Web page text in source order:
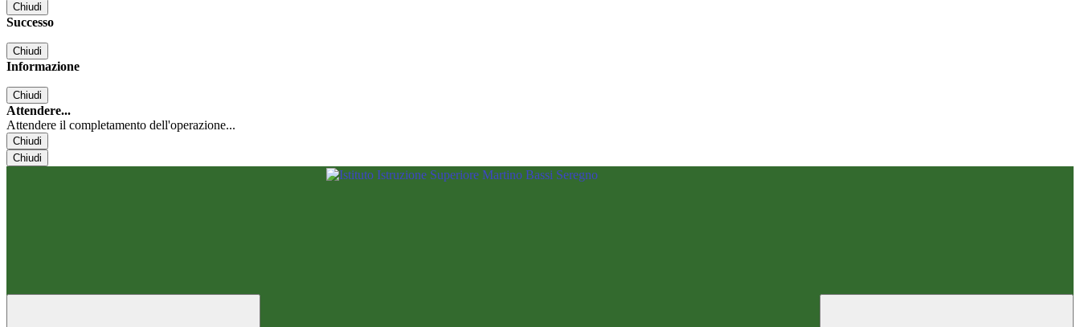
Chiudi
Successo
Chiudi
Informazione
Chiudi
Attendere...
Attendere il completamento dell'operazione...
Chiudi
Chiudi